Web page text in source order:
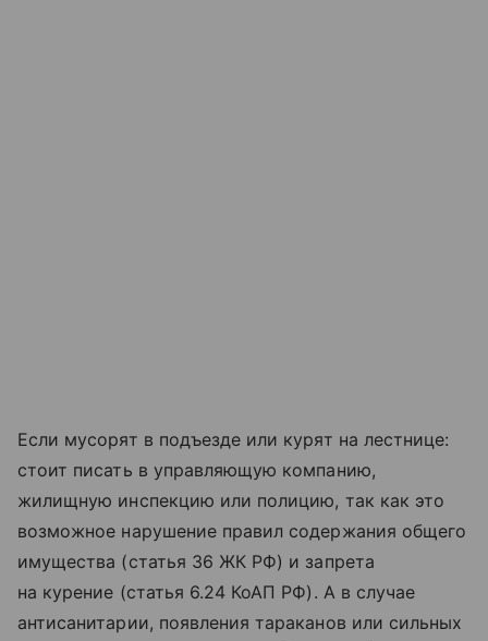
Если мусорят в подъезде или курят на лестнице:
стоит писать в управляющую компанию,
жилищную инспекцию или полицию, так как это
возможное нарушение правил содержания общего
имущества (статья 36 ЖК РФ) и запрета
на курение (статья 6.24 КоАП РФ). А в случае
антисанитарии, появления тараканов или сильных